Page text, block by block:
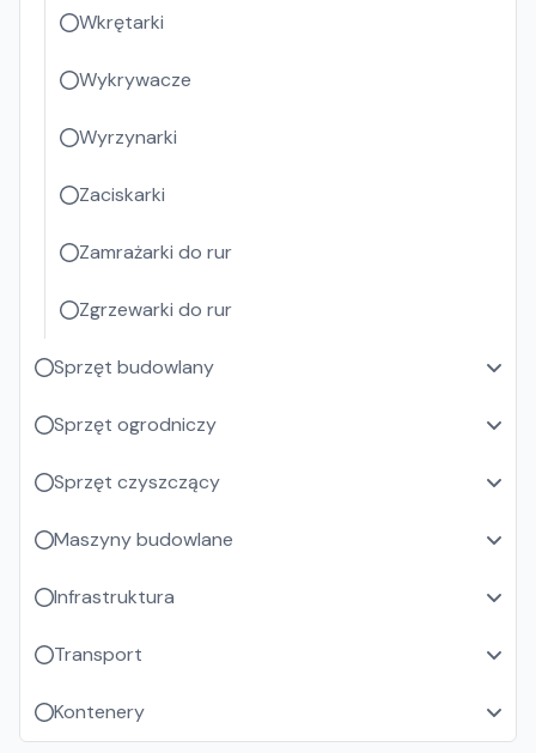
Wkrętarki
Wykrywacze
Wyrzynarki
Zaciskarki
Zamrażarki do rur
Zgrzewarki do rur
Sprzęt budowlany
Sprzęt ogrodniczy
Sprzęt czyszczący
Maszyny budowlane
Infrastruktura
Transport
Kontenery